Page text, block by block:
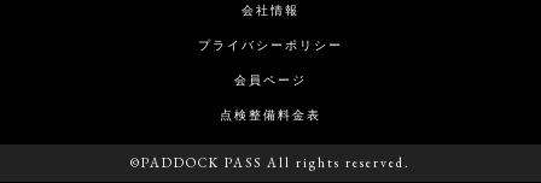
会社情報
プライバシーポリシー
会員ページ
点検整備料金表
©PADDOCK PASS All rights reserved.